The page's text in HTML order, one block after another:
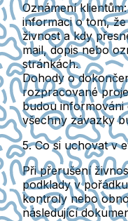
Oznámení klientům
informaci o tom,
živnost a kdy
mail, dopis nebo
stránkách.
Dohody o
rozpracované
budou
všechny závazky
5. Co si uchovat v
Při přerušení
podklady v
kontroly nebo
následující